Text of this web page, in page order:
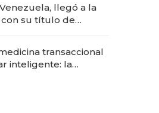
llegó a la
su título de
"fast premium"
transaccional
inteligente: la